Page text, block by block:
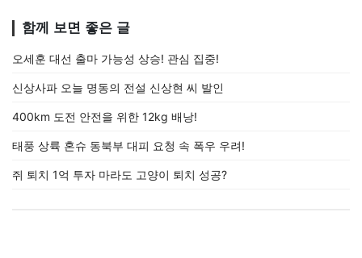
함께 보면 좋은 글
오세훈 대선 출마 가능성 상승! 관심 집중!
신상사파 오늘 명동의 전설 신상현 씨 발인
400km 도전 안전을 위한 12kg 배낭!
태풍 상륙 혼슈 동북부 대피 요청 속 폭우 우려!
쥐 퇴치 1억 투자 마라도 고양이 퇴치 성공?